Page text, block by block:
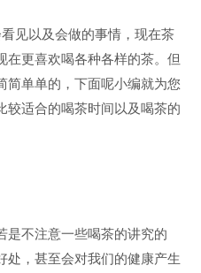
见以及会做的事情，现在茶
在更喜欢喝各种各样的茶。但
简单单的，下面呢小编就为您
较适合的喝茶时间以及喝茶的
不注意一些喝茶的讲究的
处，甚至会对我们的健康产生